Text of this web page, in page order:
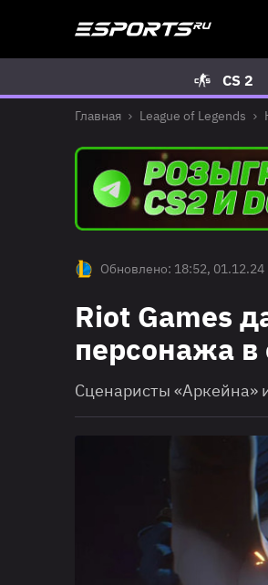
CS 2
Главная League of Legends
Обновлено: 18:52, 01.12.24
Riot Games
персонажа в
Сценаристы «Аркейна»